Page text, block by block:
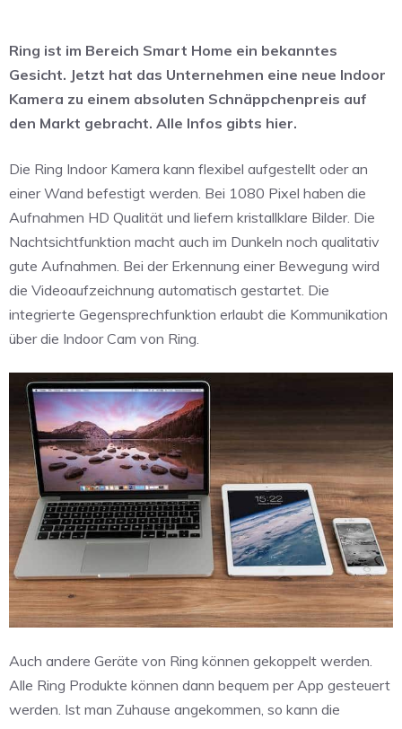
Ring ist im Bereich Smart Home ein bekanntes
Gesicht. Jetzt hat das Unternehmen eine neue Indoor
Kamera zu einem absoluten Schnäppchenpreis auf
den Markt gebracht. Alle Infos gibts hier.
Die Ring Indoor Kamera kann flexibel aufgestellt oder an
einer Wand befestigt werden. Bei 1080 Pixel haben die
Aufnahmen HD Qualität und liefern kristallklare Bilder. Die
Nachtsichtfunktion macht auch im Dunkeln noch qualitativ
gute Aufnahmen. Bei der Erkennung einer Bewegung wird
die Videoaufzeichnung automatisch gestartet. Die
integrierte Gegensprechfunktion erlaubt die Kommunikation
über die Indoor Cam von Ring.
Auch andere Geräte von Ring können gekoppelt werden.
Alle Ring Produkte können dann bequem per App gesteuert
werden. Ist man Zuhause angekommen, so kann die